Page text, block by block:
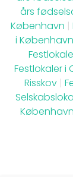
års
København |
i
Festlokaler i
Risskov |
København